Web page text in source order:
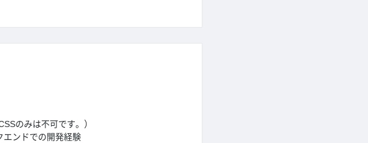
のみは不可です。）
エンドでの開発経験